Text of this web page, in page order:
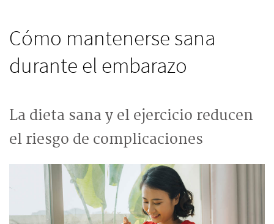
Cómo mantenerse sana
durante el embarazo
La dieta sana y el ejercicio reducen
el riesgo de complicaciones